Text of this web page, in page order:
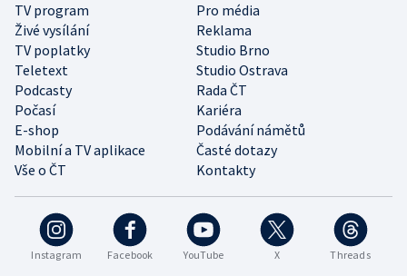
Instagram Facebook YouTube X Threads
TV program
Pro média
Živé vysílání
Reklama
TV poplatky
Studio Brno
Teletext
Studio Ostrava
Podcasty
Rada ČT
Počasí
Kariéra
E-shop
Podávání námětů
Mobilní a TV aplikace
Časté dotazy
Vše o ČT
Kontakty